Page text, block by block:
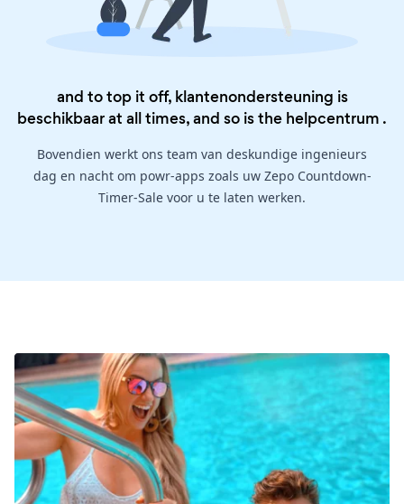
and to top it off, klantenondersteuning is
beschikbaar at all times, and so is the helpcentrum .
Bovendien werkt ons team van deskundige ingenieurs
dag en nacht om powr-apps zoals uw Zepo Countdown-
Timer-Sale voor u te laten werken.